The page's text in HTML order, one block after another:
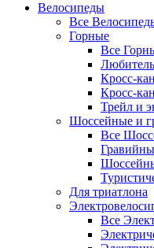
Велосипеды
Все
Горные
Все
Кросс-
Кросс-
Трейл и
Шоссейные и
Все
Для триатлона
Все